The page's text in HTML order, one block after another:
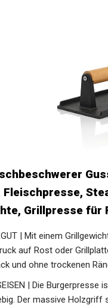
Grillpresse für
| Mit einem
auf Rost oder
und ohne trockenen
| Die
Der massive